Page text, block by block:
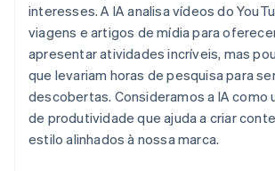
interesses. A IA analisa vídeos do
viagens e artigos de mídia para
apresentar atividades incríveis, mas
que levariam horas de pesquisa para
descobertas. Consideramos a IA como
de produtividade que ajuda a criar
estilo alinhados à nossa marca.